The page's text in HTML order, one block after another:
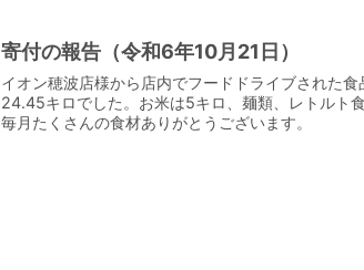
寄付の報告（令和6年10月21日）
イオン穂波店様から店内でフードドライブされた
24.45キロでした。お米は5キロ、麺類、レトルト
毎月たくさんの食材ありがとうございます。